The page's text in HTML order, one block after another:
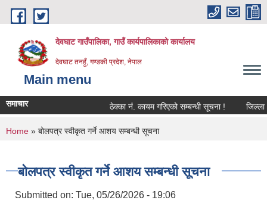
Skip to main content
देवघाट गाउँपालिका, गाउँ कार्यपालिकाको कार्यालय
देवघाट तनहुँ, गण्डकी प्रदेश, नेपाल
Main menu
समाचार ठेक्का नंं. कायम गरिएको सम्बन्धी सूचना ! जिल्ला
You are here
Home » बोलपत्र स्वीकृत गर्ने आशय सम्बन्धी सूचना
बोलपत्र स्वीकृत गर्ने आशय सम्बन्धी सूचना
Submitted on: Tue, 05/26/2026 - 19:06